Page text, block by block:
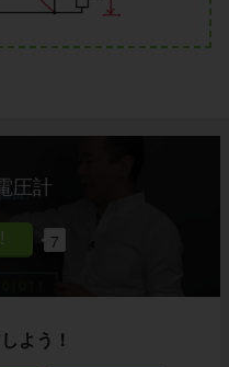
圧計
7
よう！